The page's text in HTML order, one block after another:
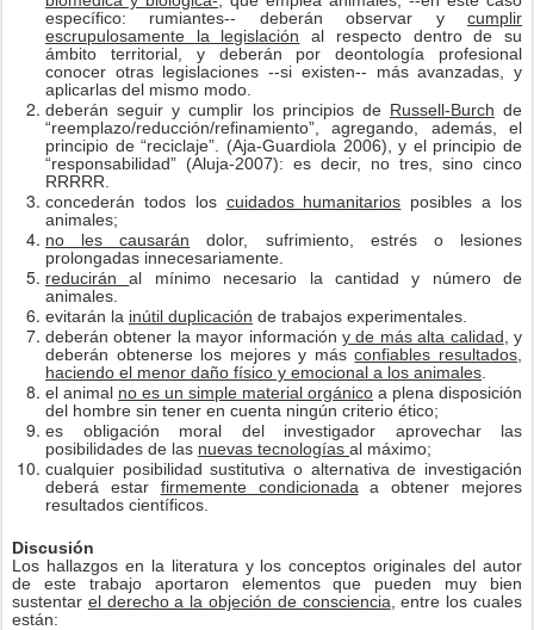
específico: rumiantes-- deberán observar y cumplir
escrupulosamente la legislación al respecto dentro de su
ámbito territorial, y deberán por deontología profesional
conocer otras legislaciones --si existen-- más avanzadas, y
aplicarlas del mismo modo.
deberán seguir y cumplir los principios de Russell-Burch de
“reemplazo/reducción/refinamiento”, agregando, además, el
principio de “reciclaje”. (Aja-Guardiola 2006), y el principio de
“responsabilidad” (Aluja-2007): es decir, no tres, sino cinco
RRRRR.
concederán todos los cuidados humanitarios posibles a los
animales;
no les causarán dolor, sufrimiento, estrés o lesiones
prolongadas innecesariamente.
reduciránal mínimo necesario la cantidad y número de
animales.
evitarán la inútil duplicación de trabajos experimentales.
deberán obtener la mayor información y de más alta calidad , y
deberán obtenerse los mejores y másconfiables resultados,
haciendo el menor daño físico y emocional a los animales
el animal no es un simple material orgánico a plena disposición
del hombre sin tener en cuenta ningún criterio ético;
es obligación moral del investigador aprovechar las
posibilidades de las nuevas tecnologías al máximo;
cualquier posibilidad sustitutiva o alternativa de investigación
deberá estar firmemente condicionada a obtener mejores
resultados científicos.
Discusión
Los hallazgos en la literatura y los conceptos originales del autor
de este trabajo aportaron elementos que pueden muy bien
sustentar el derecho a la objeción de consciencia , entre los cuales
están: